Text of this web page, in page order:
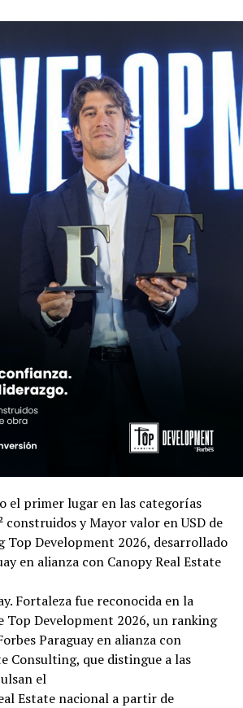
el primer lugar en las categorías
construidos y Mayor valor en USD de
Top Development 2026, desarrollado
en alianza con Canopy Real Estate
Fortaleza fue reconocida en la
Top Development 2026, un ranking
Paraguay en alianza con
Consulting, que distingue a las
el
Estate nacional a partir de